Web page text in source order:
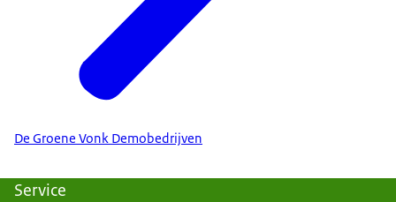
De Groene Vonk Demobedrijven
Service